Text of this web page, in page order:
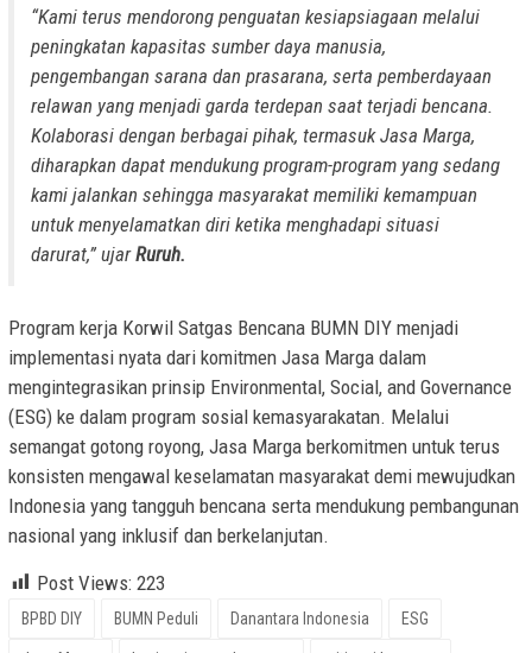
“Kami terus mendorong penguatan kesiapsiagaan melalui
peningkatan kapasitas sumber daya manusia,
pengembangan sarana dan prasarana, serta pemberdayaan
relawan yang menjadi garda terdepan saat terjadi bencana.
Kolaborasi dengan berbagai pihak, termasuk Jasa Marga,
diharapkan dapat mendukung program-program yang sedang
kami jalankan sehingga masyarakat memiliki kemampuan
untuk menyelamatkan diri ketika menghadapi situasi
darurat,” ujarRuruh.
Program kerja Korwil Satgas Bencana BUMN DIY menjadi
implementasi nyata dari komitmen Jasa Marga dalam
mengintegrasikan prinsip Environmental, Social, and Governance
(ESG) ke dalam program sosial kemasyarakatan. Melalui
semangat gotong royong, Jasa Marga berkomitmen untuk terus
konsisten mengawal keselamatan masyarakat demi mewujudkan
Indonesia yang tangguh bencana serta mendukung pembangunan
nasional yang inklusif dan berkelanjutan.
Post Views: 223
BPBD DIY BUMN Peduli Danantara Indonesia ESG